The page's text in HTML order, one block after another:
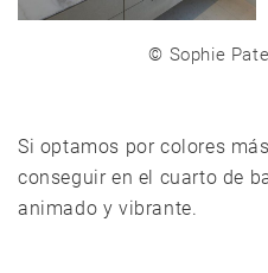
© Sophie
Si optamos por colores
conseguir en el cuarto de
animado y vibrante.